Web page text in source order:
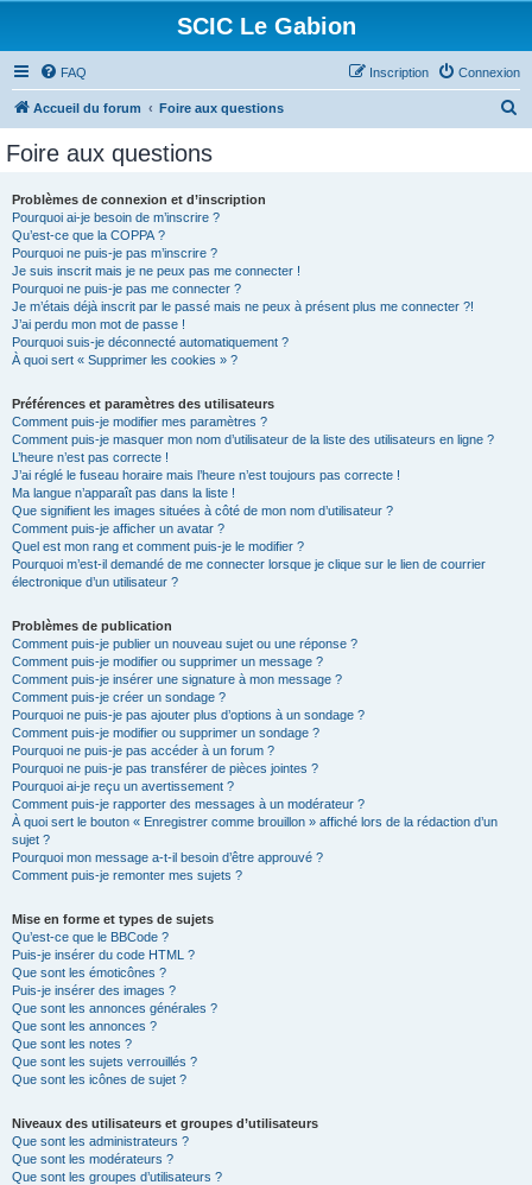
SCIC Le Gabion
FAQ Connexion
Inscription
Accueil du forum Foire aux questions
Foire aux questions
Problèmes de connexion et d’inscription
Pourquoi ai-je besoin de m’inscrire ?
Qu’est-ce que la COPPA ?
Pourquoi ne puis-je pas m’inscrire ?
Je suis inscrit mais je ne peux pas me connecter !
Pourquoi ne puis-je pas me connecter ?
Je m’étais déjà inscrit par le passé mais ne peux à présent plus me connecter ?!
J’ai perdu mon mot de passe !
Pourquoi suis-je déconnecté automatiquement ?
À quoi sert « Supprimer les cookies » ?
Préférences et paramètres des utilisateurs
Comment puis-je modifier mes paramètres ?
Comment puis-je masquer mon nom d’utilisateur de la liste des utilisateurs en ligne ?
L’heure n’est pas correcte !
J’ai réglé le fuseau horaire mais l’heure n’est toujours pas correcte !
Ma langue n’apparaît pas dans la liste !
Que signifient les images situées à côté de mon nom d’utilisateur ?
Comment puis-je afficher un avatar ?
Quel est mon rang et comment puis-je le modifier ?
Pourquoi m’est-il demandé de me connecter lorsque je clique sur le lien de courrier
électronique d’un utilisateur ?
Problèmes de publication
Comment puis-je publier un nouveau sujet ou une réponse ?
Comment puis-je modifier ou supprimer un message ?
Comment puis-je insérer une signature à mon message ?
Comment puis-je créer un sondage ?
Pourquoi ne puis-je pas ajouter plus d’options à un sondage ?
Comment puis-je modifier ou supprimer un sondage ?
Pourquoi ne puis-je pas accéder à un forum ?
Pourquoi ne puis-je pas transférer de pièces jointes ?
Pourquoi ai-je reçu un avertissement ?
Comment puis-je rapporter des messages à un modérateur ?
À quoi sert le bouton « Enregistrer comme brouillon » affiché lors de la rédaction d’un
sujet ?
Pourquoi mon message a-t-il besoin d’être approuvé ?
Comment puis-je remonter mes sujets ?
Mise en forme et types de sujets
Qu’est-ce que le BBCode ?
Puis-je insérer du code HTML ?
Que sont les émoticônes ?
Puis-je insérer des images ?
Que sont les annonces générales ?
Que sont les annonces ?
Que sont les notes ?
Que sont les sujets verrouillés ?
Que sont les icônes de sujet ?
Niveaux des utilisateurs et groupes d’utilisateurs
Que sont les administrateurs ?
Que sont les modérateurs ?
Que sont les groupes d’utilisateurs ?